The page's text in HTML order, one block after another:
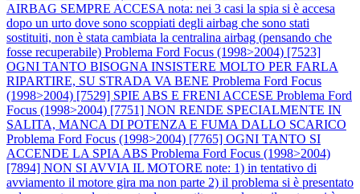
AIRBAG SEMPRE ACCESA nota: nei 3 casi la spia si è accesa
dopo un urto dove sono scoppiati degli airbag che sono stati
sostituiti, non è stata cambiata la centralina airbag (pensando che
fosse recuperabile) Problema Ford Focus (1998>2004) [7523]
OGNI TANTO BISOGNA INSISTERE MOLTO PER FARLA
RIPARTIRE, SU STRADA VA BENE Problema Ford Focus
(1998>2004) [7529] SPIE ABS E FRENI ACCESE Problema Ford
Focus (1998>2004) [7751] NON RENDE SPECIALMENTE IN
SALITA, MANCA DI POTENZA E FUMA DALLO SCARICO
Problema Ford Focus (1998>2004) [7765] OGNI TANTO SI
ACCENDE LA SPIA ABS Problema Ford Focus (1998>2004)
[7894] NON SI AVVIA IL MOTORE note: 1) in tentativo di
avviamento il motore gira ma non parte 2) il problema si è presentato